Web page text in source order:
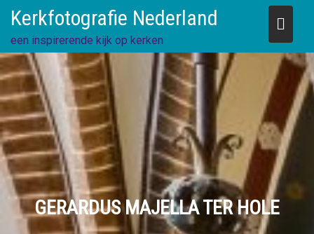
content
Kerkfotografie Nederland
een inspirerende kijk op kerken
GERARDUS MAJELLA TER HOLE